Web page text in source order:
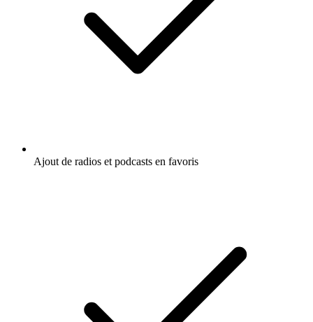
Ajout de radios et podcasts en favoris